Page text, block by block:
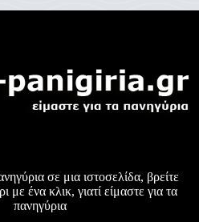
σε μια ιστοσελίδα, βρείτε
με ένα κλικ, γιατί είμαστε για τα
πανηγύρια